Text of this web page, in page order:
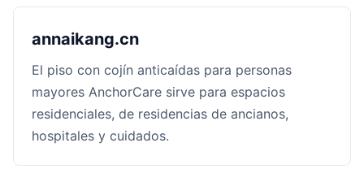
annaikang.cn
El piso con cojín anticaídas para personas
mayores AnchorCare sirve para espacios
residenciales, de residencias de ancianos,
hospitales y cuidados.